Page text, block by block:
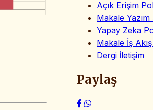
Açık Erişim
Makale
Yapay Zeka
Makale İş
Dergi İletişim
Paylaş